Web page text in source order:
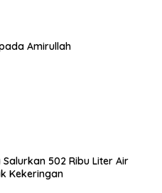
Amirullah
502 Ribu Liter Air
Kekeringan